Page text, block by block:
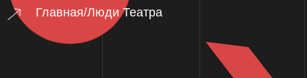
Главная/Люди Театра